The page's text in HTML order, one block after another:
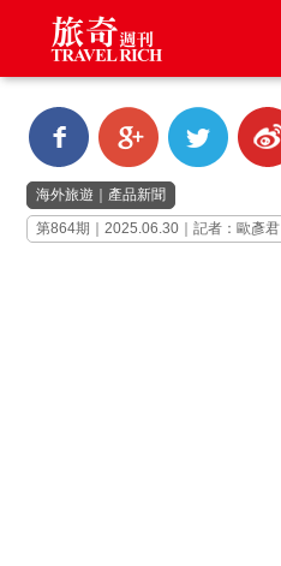
海外旅遊
產品新聞
第864期｜2025.06.30｜記者：歐彥君